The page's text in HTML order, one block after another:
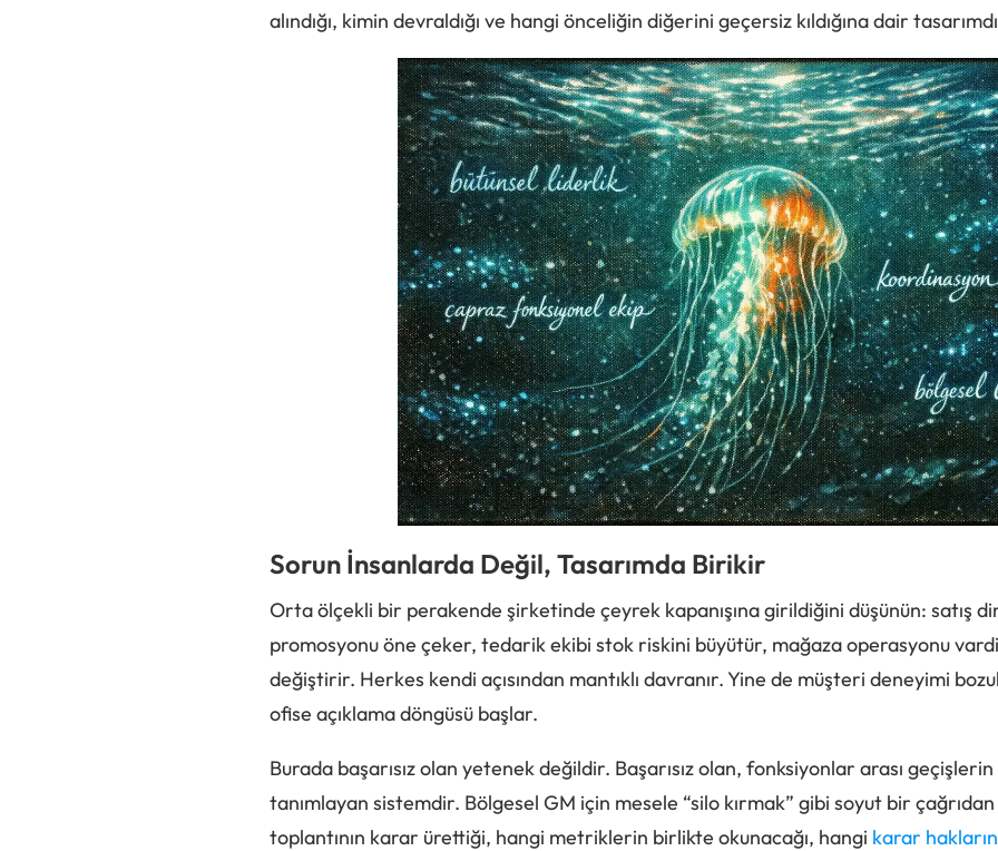
alındığı, kimin devraldığı ve hangi önceliğin diğerini geçersiz kıldığına dair
Sorun İnsanlarda Değil, Tasarımda Birikir
Orta ölçekli bir perakende şirketinde çeyrek kapanışına girildiğini düşünün: satış
promosyonu öne çeker, tedarik ekibi stok riskini büyütür, mağaza operasyonu
değiştirir. Herkes kendi açısından mantıklı davranır. Yine de müşteri deneyimi
ofise açıklama döngüsü başlar.
Burada başarısız olan yetenek değildir. Başarısız olan, fonksiyonlar arası
tanımlayan sistemdir. Bölgesel GM için mesele “silo kırmak” gibi soyut bir
toplantının karar ürettiği, hangi metriklerin birlikte okunacağı, hangi karar